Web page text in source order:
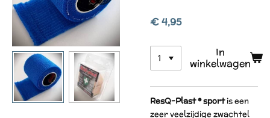
€ 4,95
In
winkelwagen
ResQ-Plast ® sportis een
zeer veelzijdige zwachtel